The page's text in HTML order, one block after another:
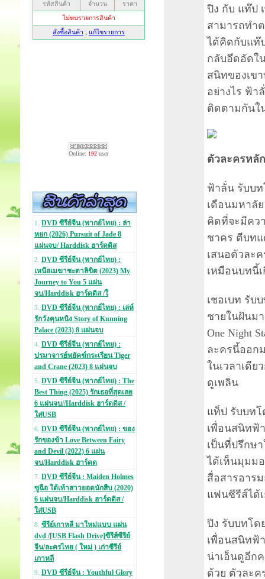
Online: 192 user
1. DVD ซีรีย์จีน (พากย์ไทย) : ล่า
หยก (2026) Pursuit of Jade 8
แผ่นจบ/ Harddisk ฮาร์ดดิส
2. DVD ซีรีย์จีน (พากย์ไทย) :
เหนือเมฆาชะตาลิขิต (2023) My
Journey to You 5 แผ่น
จบ/Harddisk ฮาร์ดดิส /ใ
3. DVD ซีรีย์จีน (พากย์ไทย) : เล่ห์
รักวังคุนหนิง Story of Kunning
Palace (2023) 8 แผ่นจบ
4. DVD ซีรีย์จีน (พากย์ไทย) :
ปรมาจารย์พยัคฆ์กระเรียน Tiger
and Crane (2023) 8 แผ่นจบ
5. DVD ซีรีย์จีน (พากย์ไทย) : The
Best Thing (2025) รักเธอที่สุดเลย
6 แผ่นจบ//Harddisk ฮาร์ดดิส /
ใส่USB
6. DVD ซีรีย์จีน (พากย์ไทย) : ของ
รักของข้า Love Between Fairy
and Devil (2022) 6 แผ่น
จบ/Harddisk ฮาร์ดด
7. DVD ซีรีย์จีน : Maiden Holmes
ซูฉือ ใต้เท้าสาวยอดนักสืบ (2020)
6 แผ่นจบ/Harddisk ฮาร์ดดิส /
ใส่USB
8. ซีรีย์เกาหลี มาใหม่แบบ แผ่น
dvd /[USB Flash Drive]ซีรีส์ซีรีย์
จีน/ละครไทย ( ใหม่ ) เก่าซีรีย์
เกาหลี
9. DVD ซีรีย์จีน : Youthful Glory
ปิง กับ แท๊ป
สามารถทำ
ได้คิดกับแท๊
กลับอึดอัดใ
สนิทของเขา
อย่างไร ฟ้า
ติดตามกันใ
ตัวละครหลั
ฟ้าลั่น รับบ
เดือนมหาลั
คิดที่จะมีคว
ชาคร ตีบทแ
เสนอตัวละ
เหมือนบทนี้เ
เชอเบท รับ
ชายในฝันม
One Night
ละครนี้ออก
ในเวลาเดี
ดูเพลิน
แท็ป รับบท
เพื่อนสนิทฟ้
เป็นที่ปรึกษ
ได้เห็นมุมม
สื่อสารอาร
แฟนซีรีส์ได้เ
ปิง รับบทโ
เพื่อนสนิทฟ้
น่าเอ็นดูอีก
ด้วย ตัวละ